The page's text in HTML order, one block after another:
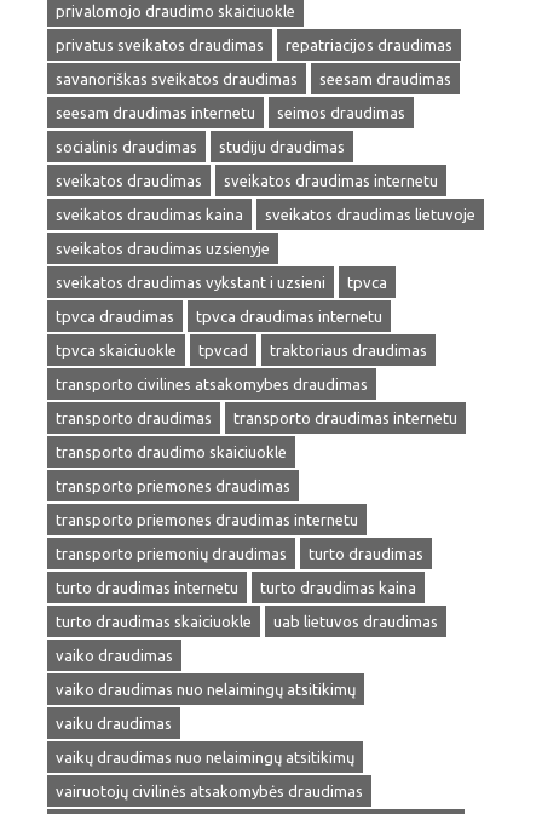
privalomojo draudimo skaiciuokle
privatus sveikatos draudimas
repatriacijos draudimas
savanoriškas sveikatos draudimas
seesam draudimas
seesam draudimas internetu
seimos draudimas
socialinis draudimas
studiju draudimas
sveikatos draudimas
sveikatos draudimas internetu
sveikatos draudimas kaina
sveikatos draudimas lietuvoje
sveikatos draudimas uzsienyje
sveikatos draudimas vykstant i uzsieni
tpvca
tpvca draudimas
tpvca draudimas internetu
tpvca skaiciuokle
tpvcad
traktoriaus draudimas
transporto civilines atsakomybes draudimas
transporto draudimas
transporto draudimas internetu
transporto draudimo skaiciuokle
transporto priemones draudimas
transporto priemones draudimas internetu
transporto priemonių draudimas
turto draudimas
turto draudimas internetu
turto draudimas kaina
turto draudimas skaiciuokle
uab lietuvos draudimas
vaiko draudimas
vaiko draudimas nuo nelaimingų atsitikimų
vaiku draudimas
vaikų draudimas nuo nelaimingų atsitikimų
vairuotojų civilinės atsakomybės draudimas